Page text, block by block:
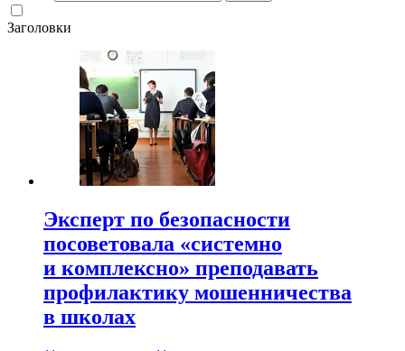
Заголовки
Эксперт по безопасности
посоветовала «системно
и комплексно» преподавать
профилактику мошенничества
в школах